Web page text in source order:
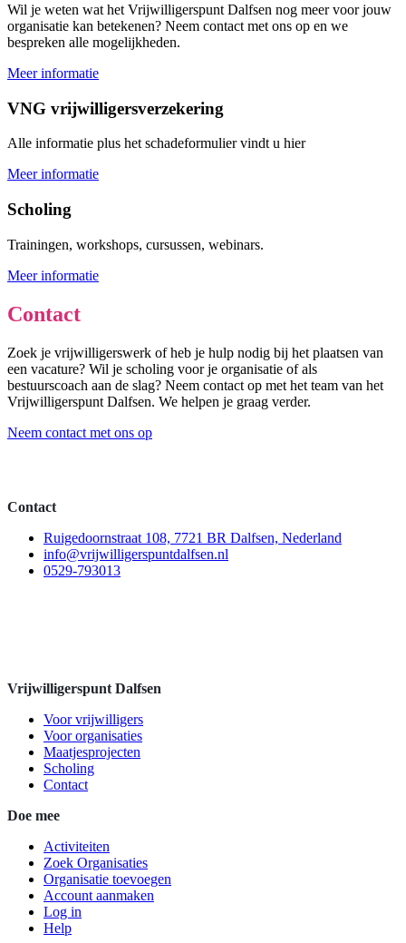
Wil je weten wat het Vrijwilligerspunt Dalfsen nog meer voor jouw
organisatie kan betekenen? Neem contact met ons op en we
bespreken alle mogelijkheden.
Meer informatie
VNG vrijwilligersverzekering
Alle informatie plus het schadeformulier vindt u hier
Meer informatie
Scholing
Trainingen, workshops, cursussen, webinars.
Meer informatie
Contact
Zoek je vrijwilligerswerk of heb je hulp nodig bij het plaatsen van
een vacature? Wil je scholing voor je organisatie of als
bestuurscoach aan de slag? Neem contact op met het team van het
Vrijwilligerspunt Dalfsen. We helpen je graag verder.
Neem contact met ons op
Contact
Ruigedoornstraat 108, 7721 BR Dalfsen, Nederland
info@vrijwilligerspuntdalfsen.nl
0529-793013
Vrijwilligerspunt Dalfsen
Voor vrijwilligers
Voor organisaties
Maatjesprojecten
Scholing
Contact
Doe mee
Activiteiten
Zoek Organisaties
Organisatie toevoegen
Account aanmaken
Log in
Help